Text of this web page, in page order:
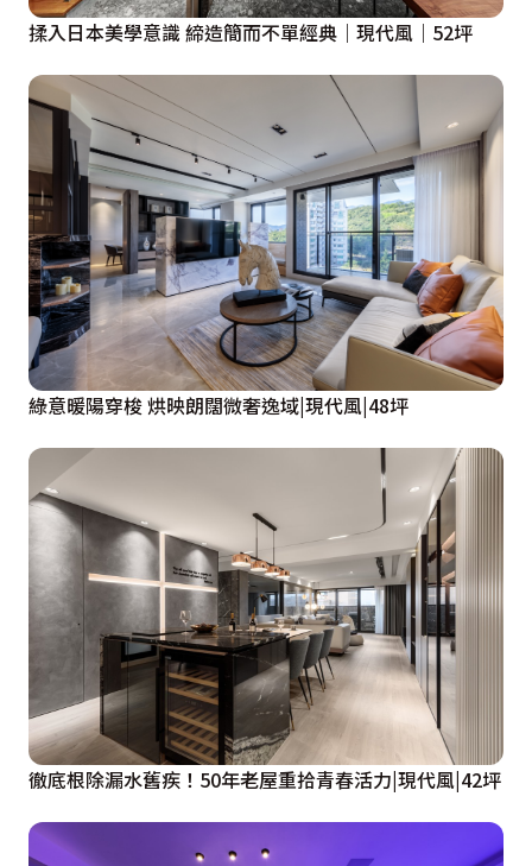
揉入日本美學意識 締造簡而不單經典｜現代風｜52坪
綠意暖陽穿梭 烘映朗闊微奢逸域|現代風|48坪
徹底根除漏水舊疾！50年老屋重拾青春活力|現代風|42坪